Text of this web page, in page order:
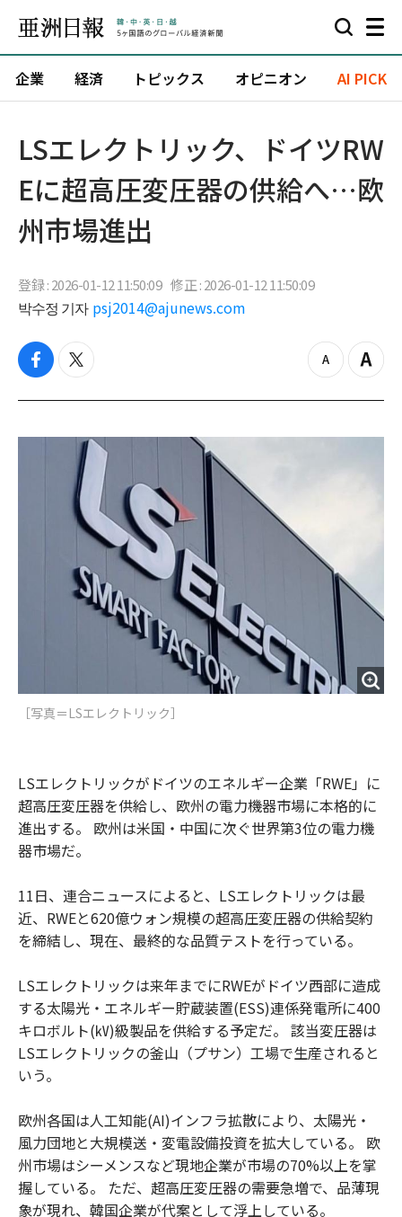
企業 経済 トピックス オピニオン AI PICK
LSエレクトリック、ドイツRW
Eに超高圧変圧器の供給へ…欧
州市場進出
登録 : 2026-01-12 11:50:09 修正 : 2026-01-12 11:50:09
박수정 기자 psj2014@ajunews.com
f
c
b
t
i
t
e
r
z
o
o
Z
o
i
［写真＝LSエレクトリック］
LSエレクトリックがドイツのエネルギー企業「RWE」に
超高圧変圧器を供給し、欧州の電力機器市場に本格的に
進出する。 欧州は米国・中国に次ぐ世界第3位の電力機
器市場だ。
11日、連合ニュースによると、LSエレクトリックは最
近、RWEと620億ウォン規模の超高圧変圧器の供給契約
を締結し、現在、最終的な品質テストを行っている。
LSエレクトリックは来年までにRWEがドイツ西部に造成
する太陽光・エネルギー貯蔵装置(ESS)連係発電所に400
キロボルト(㎸)級製品を供給する予定だ。 該当変圧器は
LSエレクトリックの釜山（プサン）工場で生産されると
いう。
欧州各国は人工知能(AI)インフラ拡散により、太陽光・
風力団地と大規模送・変電設備投資を拡大している。 欧
州市場はシーメンスなど現地企業が市場の70%以上を掌
握している。 ただ、超高圧変圧器の需要急増で、品薄現
象が現れ、韓国企業が代案として浮上している。